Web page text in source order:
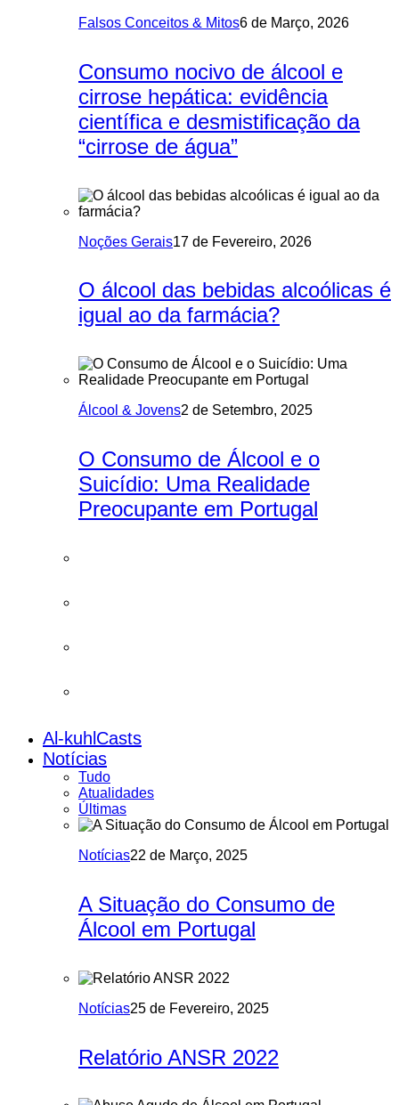
Falsos Conceitos & Mitos6 de Março, 2026
Consumo nocivo de álcool e
cirrose hepática: evidência
científica e desmistificação da
“cirrose de água”
Noções Gerais17 de Fevereiro, 2026
O álcool das bebidas alcoólicas é
igual ao da farmácia?
Álcool & Jovens2 de Setembro, 2025
O Consumo de Álcool e o
Suicídio: Uma Realidade
Preocupante em Portugal
Al-kuhlCasts
Notícias
Tudo
Atualidades
Últimas
Notícias22 de Março, 2025
A Situação do Consumo de
Álcool em Portugal
Notícias25 de Fevereiro, 2025
Relatório ANSR 2022